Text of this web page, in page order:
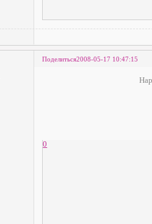
Поделиться2008-05-17 10:47:15
0